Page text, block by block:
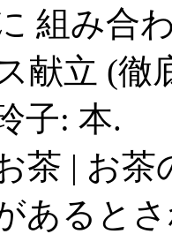
組み合
献立 (徹
子: 本.
茶 | お
あると